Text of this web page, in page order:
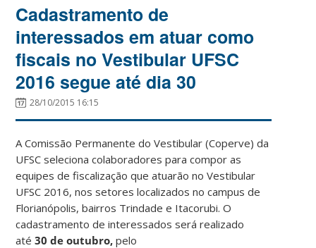
Cadastramento de
interessados em atuar como
fiscais no Vestibular UFSC
2016 segue até dia 30
28/10/2015 16:15
A Comissão Permanente do Vestibular (Coperve) da
UFSC seleciona colaboradores para compor as
equipes de fiscalização que atuarão no Vestibular
UFSC 2016, nos setores localizados no campus de
Florianópolis, bairros Trindade e Itacorubi. O
cadastramento de interessados será realizado
até 30 de outubro,pelo